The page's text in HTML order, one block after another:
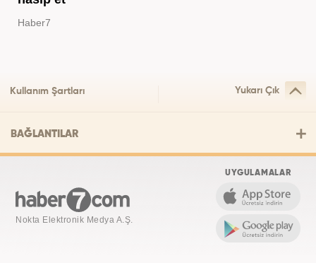
Haber7
Kullanım Şartları Yukarı Çık
BAĞLANTILAR
Nokta Elektronik Medya A.Ş.
UYGULAMALAR